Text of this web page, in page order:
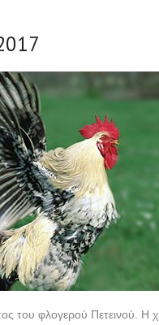
του φλογερού Πετεινού. Η